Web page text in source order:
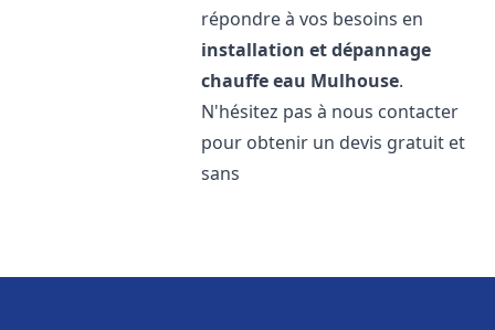
répondre à vos besoins en
installation et dépannage
chauffe eau Mulhouse.
N'hésitez pas à nous contacter
pour obtenir un devis gratuit et
sans